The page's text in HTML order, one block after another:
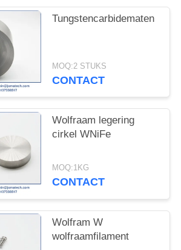
Tungstencarbidematen
MOQ:2 STUKS
CONTACT
Wolfraam legering
cirkel WNiFe
MOQ:1KG
CONTACT
Wolfram W
wolfraamfilament